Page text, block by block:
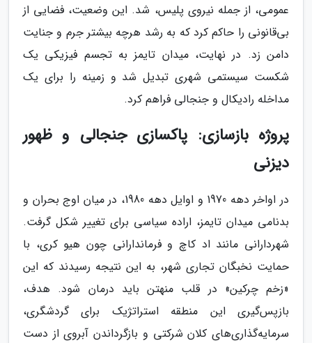
عمومی، از جمله نیروی پلیس، شد. این وضعیت، فضایی از
بی‌قانونی را حاکم کرد که به رشد هرچه بیشتر جرم و جنایت
دامن زد. در نهایت، میدان تایمز به تجسم فیزیکی یک
شکست سیستمی شهری تبدیل شد و زمینه را برای یک
مداخله رادیکال و جنجالی فراهم کرد.
پروژه بازسازی: پاکسازی جنجالی و ظهور
دیزنی
در اواخر دهه 1970 و اوایل دهه 1980، در میان اوج بحران و
بدنامی میدان تایمز، اراده سیاسی برای تغییر شکل گرفت.
شهردارانی مانند اد کاچ و فرماندارانی چون هیو کری، با
حمایت نخبگان تجاری شهر، به این نتیجه رسیدند که این
«زخم چرکین» در قلب منهتن باید درمان شود. هدف،
بازپس‌گیری این منطقه استراتژیک برای گردشگری،
سرمایه‌گذاری‌های کلان شرکتی و بازگرداندن آبروی از دست